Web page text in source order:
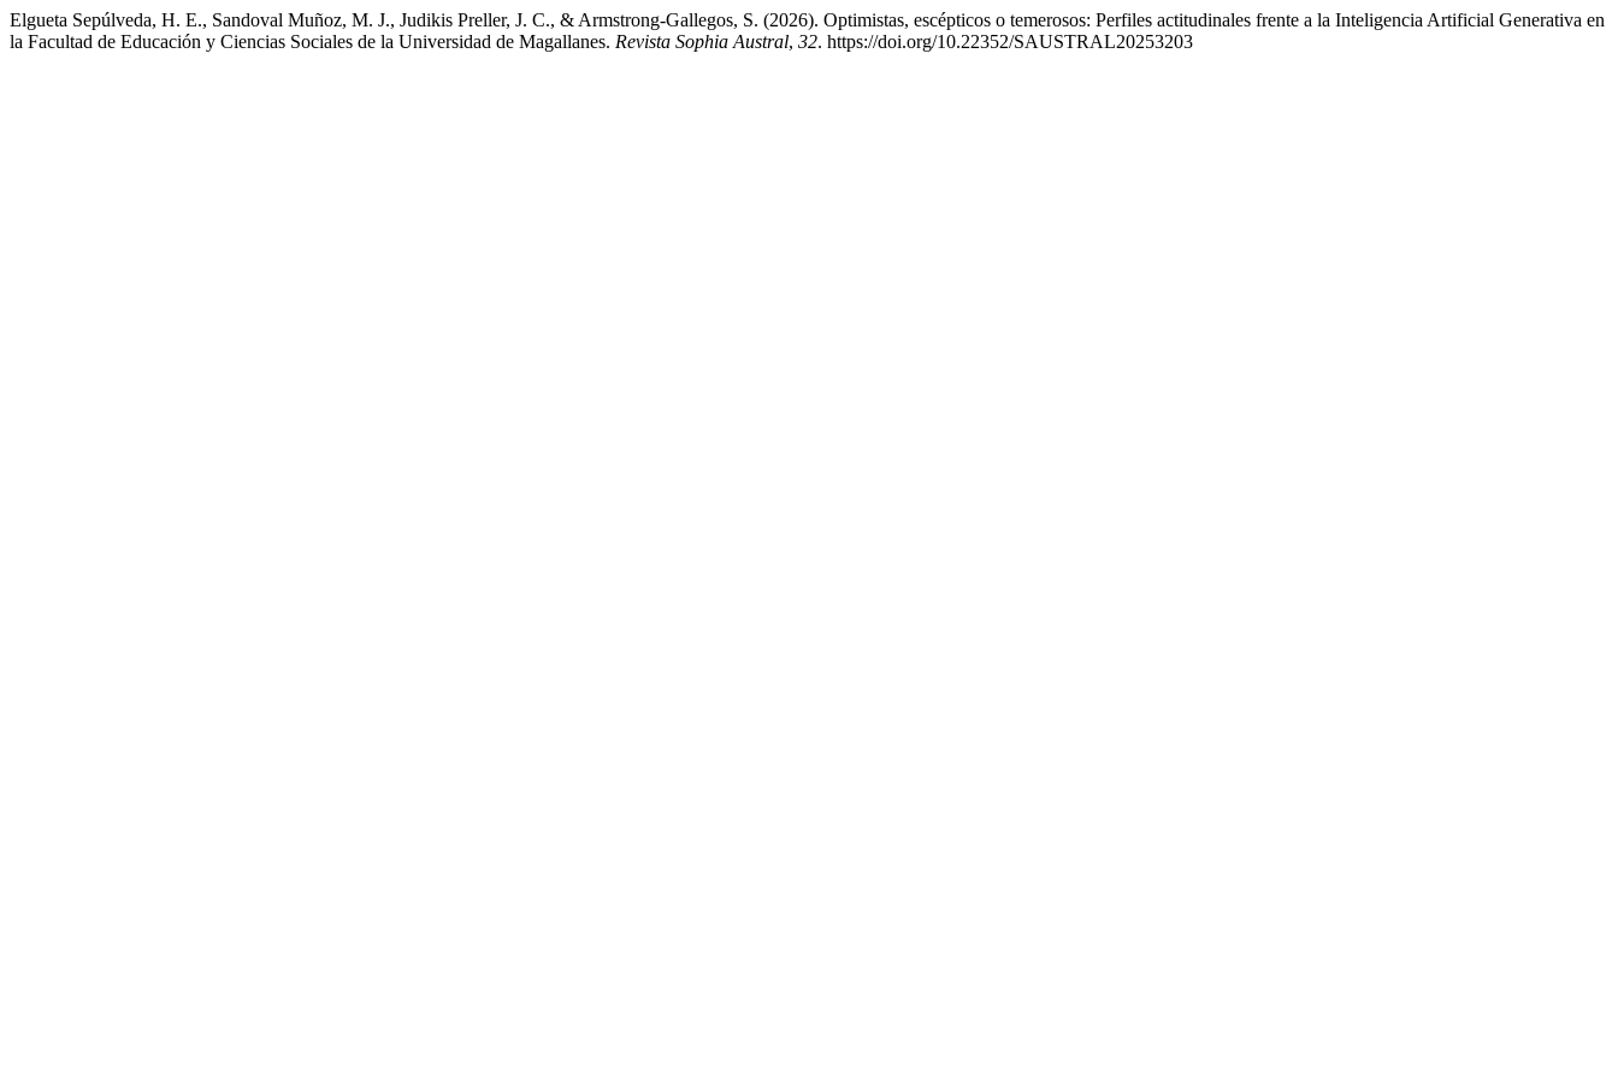
Elgueta Sepúlveda, H. E., Sandoval Muñoz, M. J., Judikis Preller, J. C., & Armstrong-Gallegos, S. (2026). Optimistas, escépticos o temerosos: Perfiles actitudinales frente a la Inteligencia Artificial Generativa en
la Facultad de Educación y Ciencias Sociales de la Universidad de Magallanes. Revista Sophia Austral, 32. https://doi.org/10.22352/SAUSTRAL20253203